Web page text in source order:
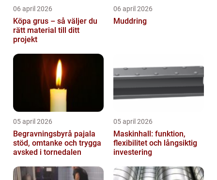
06 april 2026
Köpa grus – så väljer du
rätt material till ditt
projekt
06 april 2026
Muddring
05 april 2026
Begravningsbyrå pajala
stöd, omtanke och trygga
avsked i tornedalen
05 april 2026
Maskinhall: funktion,
flexibilitet och långsiktig
investering